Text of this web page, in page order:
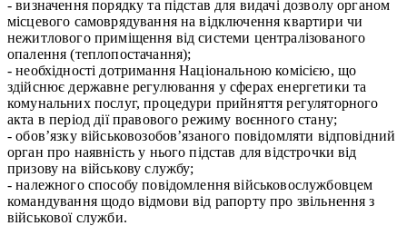
- визначення порядку та підстав для видачі дозволу органом
місцевого самоврядування на відключення квартири чи
нежитлового приміщення від системи централізованого
опалення (теплопостачання);
- необхідності дотримання Національною комісією, що
здійснює державне регулювання у сферах енергетики та
комунальних послуг, процедури прийняття регуляторного
акта в період дії правового режиму воєнного стану;
- обов’язку військовозобов’язаного повідомляти відповідний
орган про наявність у нього підстав для відстрочки від
призову на військову службу;
- належного способу повідомлення військовослужбовцем
командування щодо відмови від рапорту про звільнення з
військової служби.